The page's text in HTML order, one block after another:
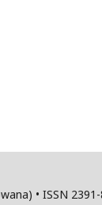
• ISSN